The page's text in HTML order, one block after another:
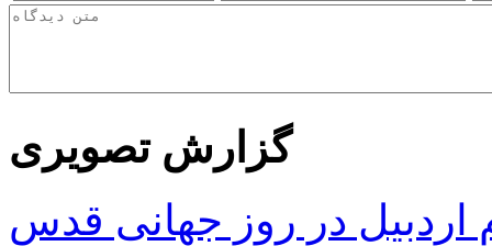
گزارش تصویری
در روز جهانی قدس